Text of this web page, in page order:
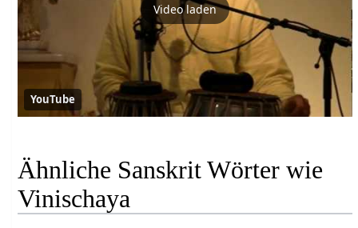
Video laden
YouTube
Ähnliche Sanskrit Wörter wie
Vinischaya